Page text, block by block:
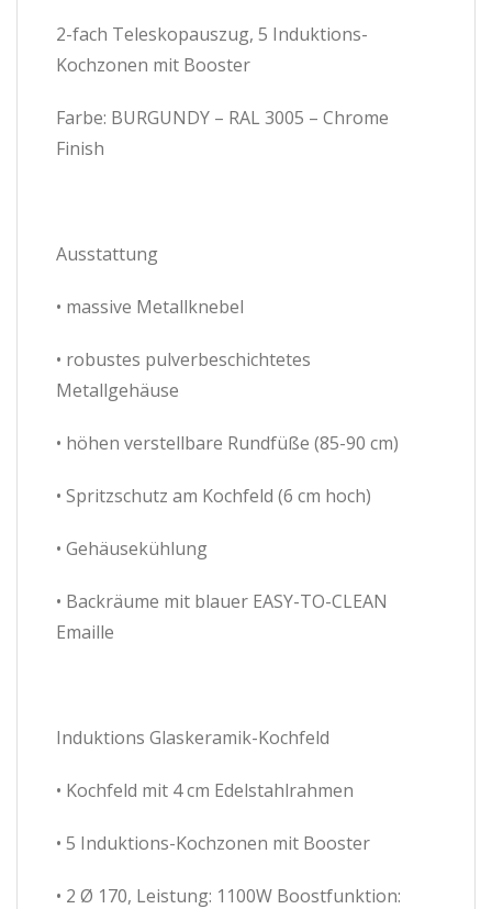
2-fach Teleskopauszug, 5 Induktions-
Kochzonen mit Booster
Farbe: BURGUNDY – RAL 3005 – Chrome
Finish
Ausstattung
• massive Metallknebel
• robustes pulverbeschichtetes
Metallgehäuse
• höhen verstellbare Rundfüße (85-90 cm)
• Spritzschutz am Kochfeld (6 cm hoch)
• Gehäusekühlung
• Backräume mit blauer EASY-TO-CLEAN
Emaille
Induktions Glaskeramik-Kochfeld
• Kochfeld mit 4 cm Edelstahlrahmen
• 5 Induktions-Kochzonen mit Booster
• 2 Ø 170, Leistung: 1100W Boostfunktion: